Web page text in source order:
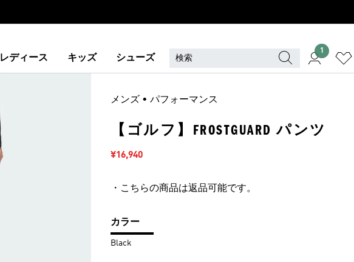
レディース キッズ シューズ
1
メンズ • パフォーマンス
【ゴルフ】FROSTGUARD パンツ
セール価格
¥16,940
・こちらの商品は返品可能です。
カラー
Black